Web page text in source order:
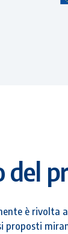
del
è rivolta
proposti